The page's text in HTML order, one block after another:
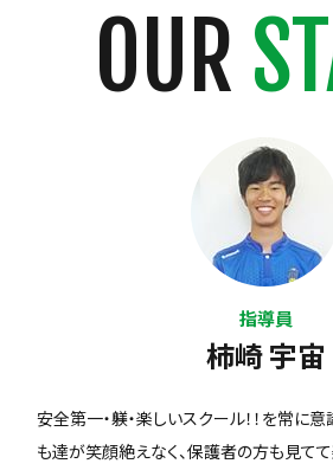
OUR
指導員
柿崎 宇宙
安全第一・躾・楽しいスクール！！を常に
も達が笑顔絶えなく、保護者の方も見て